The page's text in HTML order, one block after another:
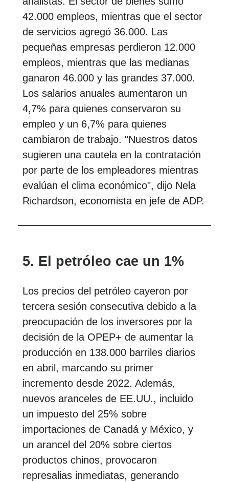
42.000 empleos, mientras que el sector
de servicios agregó 36.000. Las
pequeñas empresas perdieron 12.000
empleos, mientras que las medianas
ganaron 46.000 y las grandes 37.000.
Los salarios anuales aumentaron un
4,7% para quienes conservaron su
empleo y un 6,7% para quienes
cambiaron de trabajo. "Nuestros datos
sugieren una cautela en la contratación
por parte de los empleadores mientras
evalúan el clima económico", dijo Nela
Richardson, economista en jefe de ADP.
5. El petróleo cae un 1%
Los precios del petróleo cayeron por
tercera sesión consecutiva debido a la
preocupación de los inversores por la
decisión de la OPEP+ de aumentar la
producción en 138.000 barriles diarios
en abril, marcando su primer
incremento desde 2022. Además,
nuevos aranceles de EE.UU., incluido
un impuesto del 25% sobre
importaciones de Canadá y México, y
un arancel del 20% sobre ciertos
productos chinos, provocaron
represalias inmediatas, generando